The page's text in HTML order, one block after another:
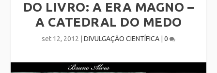
DO LIVRO: A ERA MAGNO –
A CATEDRAL DO MEDO
set 12, 2012 DIVULGAÇÃO CIENTÍFICA 0